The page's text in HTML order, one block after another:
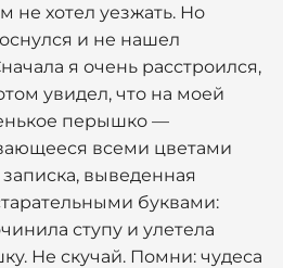
не хотел уезжать. Но
и не нашел
я очень расстроился,
увидел, что на моей
перышко —
всеми цветами
выведенная
буквами:
ступу и улетела
Не скучай. Помни: чудеса